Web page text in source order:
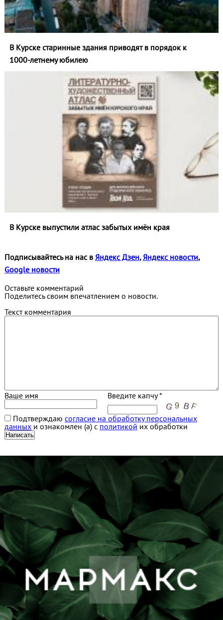
В Курске старинные здания приводят в порядок к
1000‑летнему юбилею
В Курске выпустили атлас забытых имён края
Подписывайтесь на нас в Яндекс Дзен, Яндекс новости,
Google новости
Оставьте комментарий
Поделитесь своим впечатлением о новости.
Текст комментария
Ваше имя Введите капчу *
Подтверждаю согласие на обработку персональных
данныхи ознакомлен (а) с политикой их обработки